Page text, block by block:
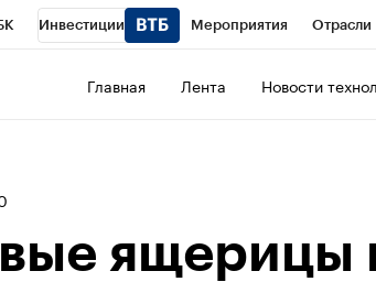
Инвестиции Мероприятия Отрасли
Главная Лента Новости